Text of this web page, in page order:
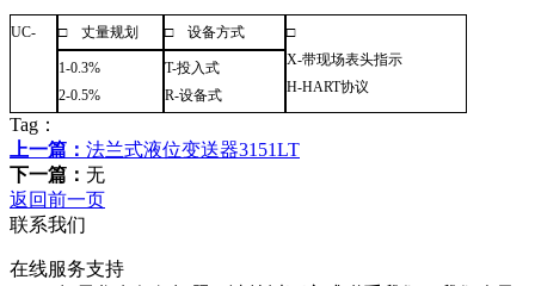
UC- □丈量规划 □设备方式
□
X-带现场表头指示
H-HART协议
1-0.3%
2-0.5%
T-投入式
R-设备式
Tag：
上一篇： 法兰式液位变送器3151LT
下一篇： 无
返回前一页
联系我们
在线服务支持